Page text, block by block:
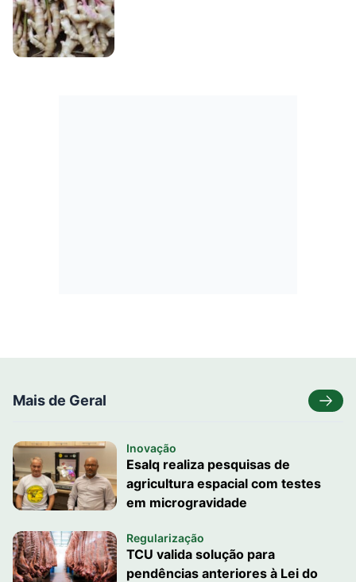
Mais de Geral
Inovação
Esalq realiza pesquisas de
agricultura espacial com testes
em microgravidade
Regularização
TCU valida solução para
pendências anteriores à Lei do